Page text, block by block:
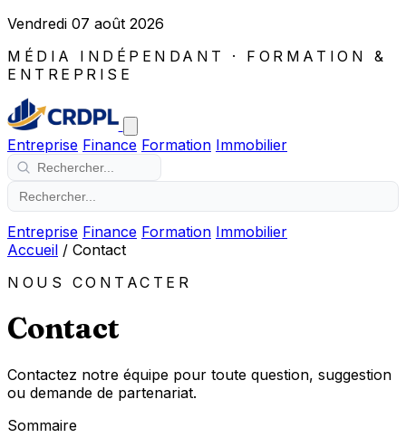
Vendredi 07 août 2026
MÉDIA INDÉPENDANT · FORMATION &
ENTREPRISE
Entreprise Finance Formation Immobilier
Entreprise Finance Formation Immobilier
Accueil / Contact
NOUS CONTACTER
Contact
Contactez notre équipe pour toute question, suggestion
ou demande de partenariat.
Sommaire